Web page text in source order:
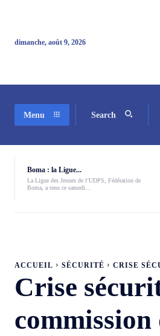
dimanche, août 9, 2026
Menu Search
Boma : la Ligue...
La Ligue des Jeunes de l’UDPS, Fédération de
Boma, a tenu ce samedi...
ACCUEIL SÉCURITÉ CRISE
Crise
commission